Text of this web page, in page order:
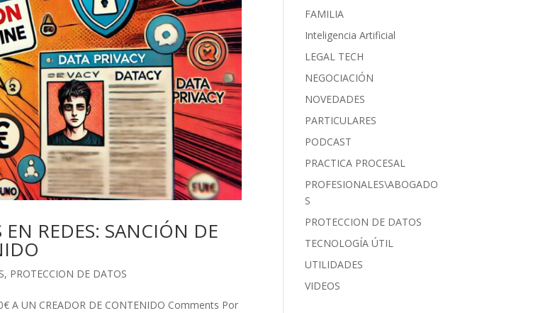
REDES: SANCIÓN DE
, PROTECCION DE DATOS
A UN CREADOR DE CONTENIDO Comments Por
FAMILIA
Inteligencia Artificial
LEGAL TECH
NEGOCIACIÓN
NOVEDADES
PARTICULARES
PODCAST
PRACTICA PROCESAL
PROFESIONALES\ABOGADO
S
PROTECCION DE DATOS
TECNOLOGÍA ÚTIL
UTILIDADES
VIDEOS